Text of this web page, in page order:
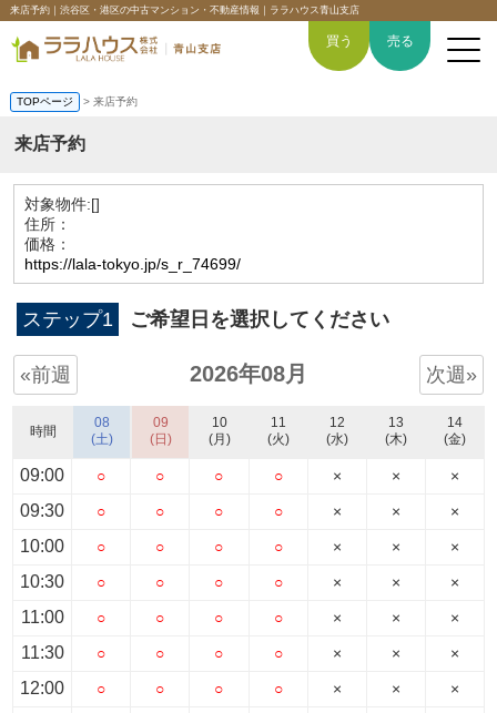
来店予約｜渋谷区・港区の中古マンション・不動産情報｜ララハウス青山支店
トップページ
6つの強み
スタッフ紹介
お知らせ
買う 売る
TOPページ > 来店予約
来店予約
対象物件:[]
住所：
価格：
https://lala-tokyo.jp/s_r_74699/
ステップ1 ご希望日を選択してください
«前週 2026年08月 次週»
時間
09:00
09:30
10:00
10:30
11:00
11:30
12:00
08
(土)
○
○
○
○
○
○
○
09
(日)
○
○
○
○
○
○
○
10
(月)
○
○
○
○
○
○
○
11
(火)
○
○
○
○
○
○
○
12
(水)
×
×
×
×
×
×
×
13
(木)
×
×
×
×
×
×
×
14
(金)
×
×
×
×
×
×
×